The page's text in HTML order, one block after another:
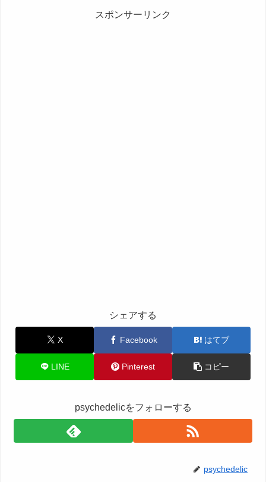
スポンサーリンク
シェアする
X Facebook はてブ
LINE Pinterest コピー
psychedelicをフォローする
psychedelic